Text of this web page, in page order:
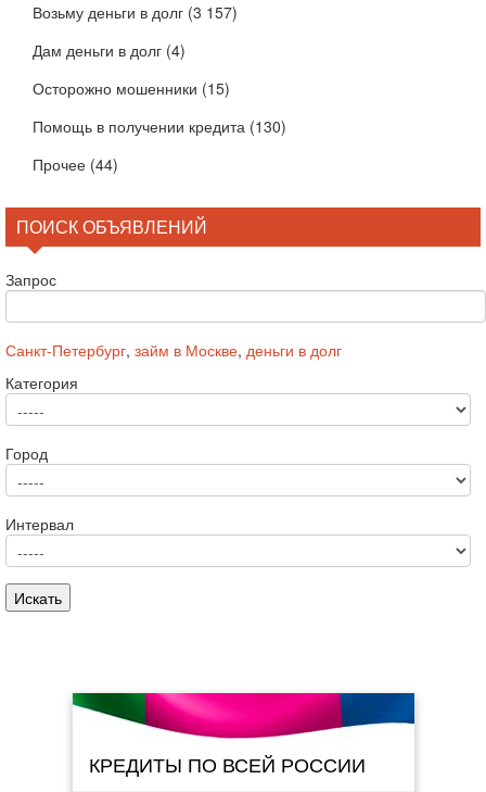
Возьму деньги в долг (3 157)
Дам деньги в долг (4)
Осторожно мошенники (15)
Помощь в получении кредита (130)
Прочее (44)
ПОИСК ОБЪЯВЛЕНИЙ
Запрос
Санкт-Петербург, займ в Москве, деньги в долг
Категория
Город
Интервал
КРЕДИТЫ ПО ВСЕЙ РОССИИ